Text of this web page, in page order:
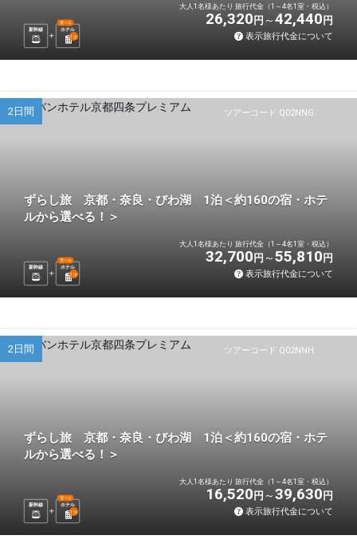
新幹線 ホテル
選べる
1 泊
大人1名様あたり 旅行代金（1～4名1室・税込）
26,320 円 42,440 円
表示旅行代金について
ツアーコード Q02NNG
2日間
ずらし旅 京都・奈良・びわ湖 1泊＜約160の宿・ホテ
ルから選べる！＞
新幹線 ホテル
選べる
1 泊
大人1名様あたり 旅行代金（1～4名1室・税込）
32,700 円 55,810 円
表示旅行代金について
ツアーコード Q02NNH
2日間
ずらし旅 京都・奈良・びわ湖 1泊＜約160の宿・ホテ
ルから選べる！＞
新幹線 ホテル
選べる
1 泊
大人1名様あたり 旅行代金（1～4名1室・税込）
16,520 円 39,630 円
表示旅行代金について